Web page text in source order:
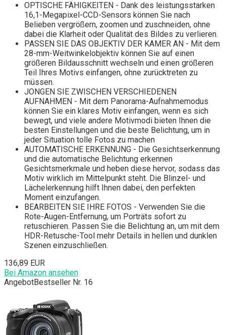
OPTISCHE FÄHIGKEITEN - Dank des leistungsstarken
16,1-Megapixel-CCD-Sensors können Sie nach
Belieben vergrößern, zoomen und zuschneiden, ohne
dabei die Klarheit oder Qualität des Bildes zu verlieren.
PASSEN SIE DAS OBJEKTIV DER KAMER AN - Mit dem
28-mm-Weitwinkelobjektiv können Sie auf einen
größeren Bildausschnitt wechseln und einen größeren
Teil Ihres Motivs einfangen, ohne zurücktreten zu
müssen.
JONGEN SIE ZWISCHEN VERSCHIEDENEN
AUFNAHMEN - Mit dem Panorama-Aufnahmemodus
können Sie ein klares Motiv einfangen, wenn es sich
bewegt, und viele andere Motivmodi bieten Ihnen die
besten Einstellungen und die beste Belichtung, um in
jeder Situation tolle Fotos zu machen
AUTOMATISCHE ERKENNUNG - Die Gesichtserkennung
und die automatische Belichtung erkennen
Gesichtsmerkmale und heben diese hervor, sodass das
Motiv wirklich im Mittelpunkt steht. Die Blinzel- und
Lächelerkennung hilft Ihnen dabei, den perfekten
Moment einzufangen.
BEARBEITEN SIE IHRE FOTOS - Verwenden Sie die
Rote-Augen-Entfernung, um Porträts sofort zu
retuschieren. Passen Sie die Belichtung an, um mit dem
HDR-Retusche-Tool mehr Details in hellen und dunklen
Szenen einzuschließen.
136,89 EUR
Bei Amazon ansehen
AngebotBestseller Nr. 16